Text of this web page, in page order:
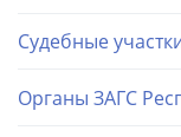
Судебные
Органы ЗАГС